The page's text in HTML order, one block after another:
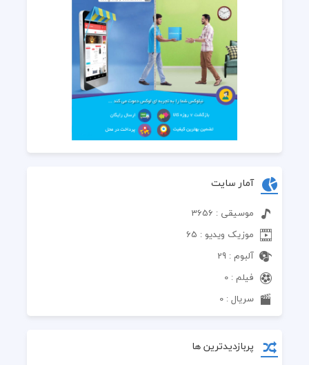
آمار سایت
موسیقی : 3656
موزیک ویدیو : 65
آلبوم : 29
فیلم : 0
سریال : 0
پربازدیدترین ها